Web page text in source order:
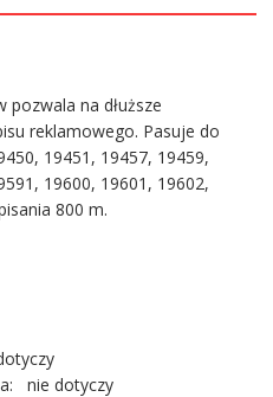
pozwala na dłuższe
reklamowego. Pasuje do
19451, 19457, 19459,
19600, 19601, 19602,
800 m.
nie dotyczy